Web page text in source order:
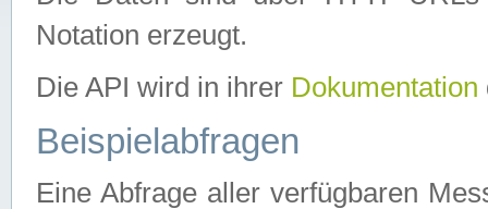
Notation erzeugt.
Die API wird in ihrer Dokumentation
Beispielabfragen
Eine Abfrage aller verfügbaren